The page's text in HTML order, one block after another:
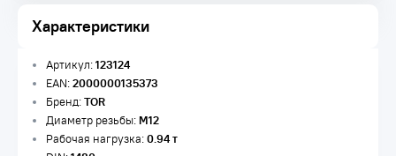
Характеристики
Артикул:123124
EAN:2000000135373
Бренд:TOR
Диаметр резьбы:М12
Рабочая нагрузка:0.94 т